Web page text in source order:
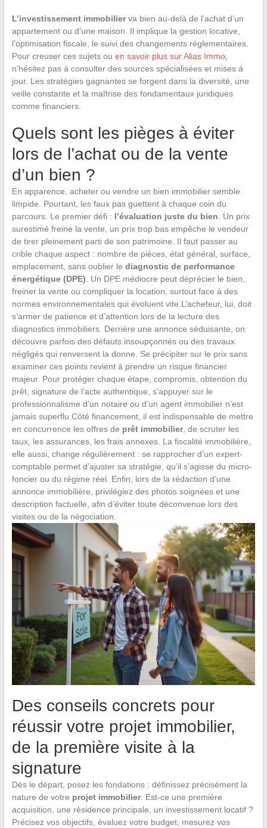
L’investissement immobilierva bien au-delà de l’achat d’un
appartement ou d’une maison. Il implique la gestion locative,
l’optimisation fiscale, le suivi des changements réglementaires.
Pour creuser ces sujets ou en savoir plus sur Alias Immo,
n’hésitez pas à consulter des sources spécialisées et mises à
jour. Les stratégies gagnantes se forgent dans la diversité, une
veille constante et la maîtrise des fondamentaux juridiques
comme financiers.
Quels sont les pièges à éviter
lors de l’achat ou de la vente
d’un bien ?
En apparence, acheter ou vendre un bien immobilier semble
limpide. Pourtant, les faux pas guettent à chaque coin du
parcours. Le premier défi : l’évaluation juste du bien . Un prix
surestimé freine la vente, un prix trop bas empêche le vendeur
de tirer pleinement parti de son patrimoine. Il faut passer au
crible chaque aspect : nombre de pièces, état général, surface,
emplacement, sans oublier le diagnostic de performance
énergétique (DPE) . Un DPE médiocre peut déprécier le bien,
freiner la vente ou compliquer la location, surtout face à des
normes environnementales qui évoluent vite.L’acheteur, lui, doit
s’armer de patience et d’attention lors de la lecture des
diagnostics immobiliers. Derrière une annonce séduisante, on
découvre parfois des défauts insoupçonnés ou des travaux
négligés qui renversent la donne. Se précipiter sur le prix sans
examiner ces points revient à prendre un risque financier
majeur. Pour protéger chaque étape, compromis, obtention du
prêt, signature de l’acte authentique, s’appuyer sur le
professionnalisme d’un notaire ou d’un agent immobilier n’est
jamais superflu.Côté financement, il est indispensable de mettre
en concurrence les offres de prêt immobilier, de scruter les
taux, les assurances, les frais annexes. La fiscalité immobilière,
elle aussi, change régulièrement : se rapprocher d’un expert-
comptable permet d’ajuster sa stratégie, qu’il s’agisse du micro-
foncier ou du régime réel. Enfin, lors de la rédaction d’une
annonce immobilière, privilégiez des photos soignées et une
description factuelle, afin d’éviter toute déconvenue lors des
visites ou de la négociation.
Des conseils concrets pour
réussir votre projet immobilier,
de la première visite à la
signature
Dès le départ, posez les fondations : définissez précisément la
nature de votre projet immobilier. Est-ce une première
acquisition, une résidence principale, un investissement locatif ?
Précisez vos objectifs, évaluez votre budget, mesurez vos